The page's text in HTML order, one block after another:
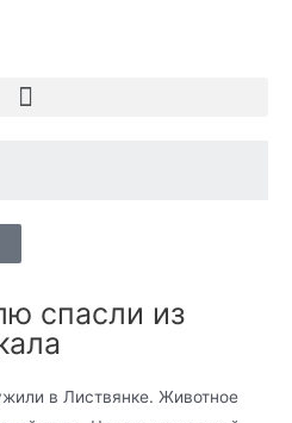
спасли из
в Листвянке. Животное